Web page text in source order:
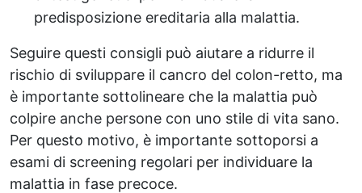
predisposizione ereditaria alla malattia.
Seguire questi consigli può aiutare a ridurre il
rischio di sviluppare il cancro del colon-retto, ma
è importante sottolineare che la malattia può
colpire anche persone con uno stile di vita sano.
Per questo motivo, è importante sottoporsi a
esami di screening regolari per individuare la
malattia in fase precoce.